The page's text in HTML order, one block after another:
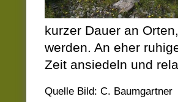
kurzer Dauer an
werden. An eher
Zeit ansiedeln und
Quelle Bild: C. Baumgartner